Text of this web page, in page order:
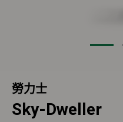
勞力士
Sky-Dweller